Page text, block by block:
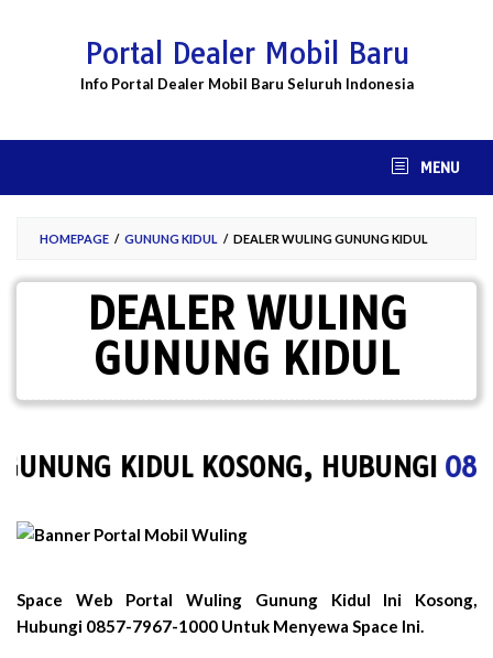
Portal Dealer Mobil Baru
Info Portal Dealer Mobil Baru Seluruh Indonesia
MENU
HOMEPAGE / GUNUNG KIDUL / DEALER WULING GUNUNG KIDUL
DEALER WULING
GUNUNG KIDUL
KIDUL KOSONG, HUBUNGI0857-
Space Web Portal Wuling Gunung Kidul Ini Kosong,
Hubungi 0857-7967-1000 Untuk Menyewa Space Ini.